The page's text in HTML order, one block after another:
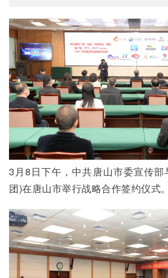
3月8日下午，中共唐山市委宣传
团)在唐山市举行战略合作签约仪式。